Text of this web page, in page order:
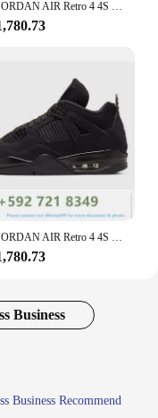
NIKE-JORDAN AIR Retro 4 4S สีแดงสีเขียวไฟเมทัลลิคน้ำแข็งสีแดงโลหะนัวร์ผู้หญิงผู้ชายรองเท้าผ้าใบกีฬาคลาสสิกเทรนเนอร์รองเท้าบาสเก็ตบอล
Business
Business Recommend